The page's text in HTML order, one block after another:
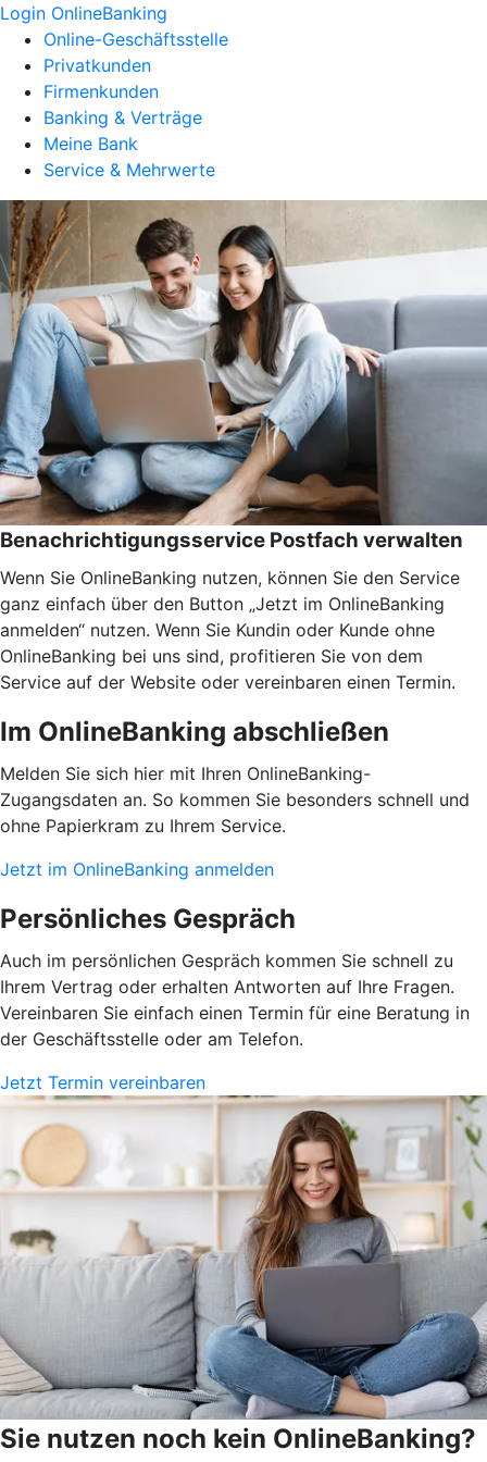
Login OnlineBanking
Online-Geschäftsstelle
Privatkunden
Firmenkunden
Banking & Verträge
Meine Bank
Service & Mehrwerte
Benachrichtigungsservice Postfach verwalten
Wenn Sie OnlineBanking nutzen, können Sie den Service
ganz einfach über den Button „Jetzt im OnlineBanking
anmelden“ nutzen. Wenn Sie Kundin oder Kunde ohne
OnlineBanking bei uns sind, profitieren Sie von dem
Service auf der Website oder vereinbaren einen Termin.
Im OnlineBanking abschließen
Melden Sie sich hier mit Ihren OnlineBanking-
Zugangsdaten an. So kommen Sie besonders schnell und
ohne Papierkram zu Ihrem Service.
Jetzt im OnlineBanking anmelden
Persönliches Gespräch
Auch im persönlichen Gespräch kommen Sie schnell zu
Ihrem Vertrag oder erhalten Antworten auf Ihre Fragen.
Vereinbaren Sie einfach einen Termin für eine Beratung in
der Geschäftsstelle oder am Telefon.
Jetzt Termin vereinbaren
Sie nutzen noch kein OnlineBanking?